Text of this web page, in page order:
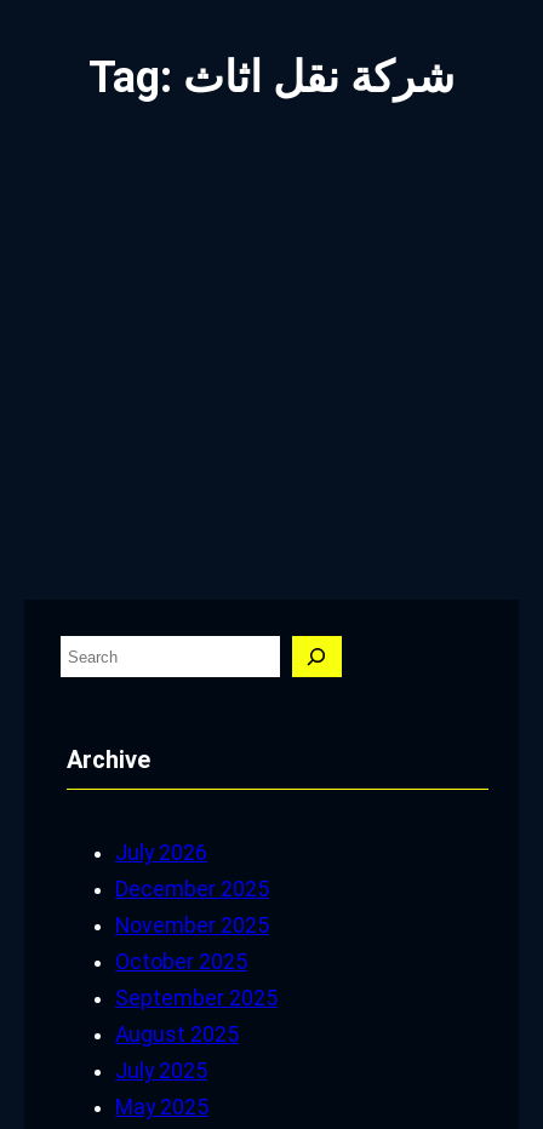
Tag: شركة نقل اثاث
S
rArchive
July 2026
December 2025
November 2025
October 2025
September 2025
August 2025
July 2025
May 2025